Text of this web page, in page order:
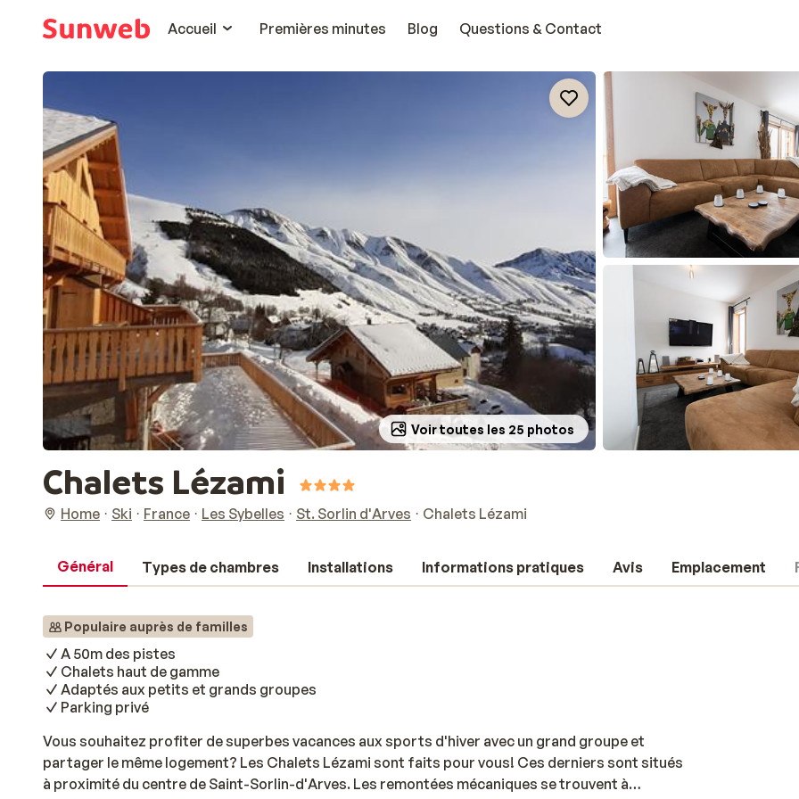
Accueil
Premières minutes Blog Questions & Contact
Voir toutes les 25 photos
Chalets Lézami
Home Ski France Les Sybelles St. Sorlin d'Arves Chalets Lézami
Général Types de chambres Installations Informations pratiques Avis Emplacement
Populaire auprès de familles
A 50m des pistes
Chalets haut de gamme
Adaptés aux petits et grands groupes
Parking privé
Vous souhaitez profiter de superbes vacances aux sports d'hiver avec un grand groupe et
partager le même logement? Les Chalets Lézami sont faits pour vous! Ces derniers sont situés
à proximité du centre de Saint-Sorlin-d'Arves. Les remontées mécaniques se trouvent à